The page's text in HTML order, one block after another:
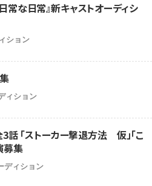
な日常』新キャストオーディシ
ション
ィション
「ストーカー撃退方法 仮」「こ
募集
ディション